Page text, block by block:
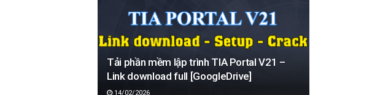
Tải phần mềm lập trình TIA Portal V21 –
Link download full [GoogleDrive]
14/02/2026